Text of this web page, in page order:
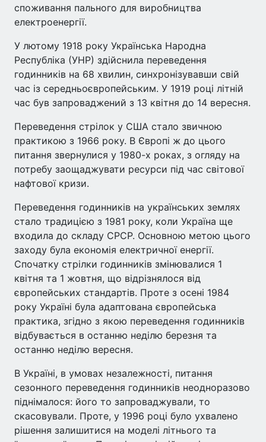
споживання пального для виробництва
електроенергії.
У лютому 1918 року Українська Народна
Республіка (УНР) здійснила переведення
годинників на 68 хвилин, синхронізувавши свій
час із середньоєвропейським. У 1919 році літній
час був запроваджений з 13 квітня до 14 вересня.
Переведення стрілок у США стало звичною
практикою з 1966 року. В Європі ж до цього
питання звернулися у 1980-х роках, з огляду на
потребу заощаджувати ресурси під час світової
нафтової кризи.
Переведення годинників на українських землях
стало традицією з 1981 року, коли Україна ще
входила до складу СРСР. Основною метою цього
заходу була економія електричної енергії.
Спочатку стрілки годинників змінювалися 1
квітня та 1 жовтня, що відрізнялося від
європейських стандартів. Проте з осені 1984
року Україні була адаптована європейська
практика, згідно з якою переведення годинників
відбувається в останню неділю березня та
останню неділю вересня.
В Україні, в умовах незалежності, питання
сезонного переведення годинників неодноразово
піднімалося: його то запроваджували, то
скасовували. Проте, у 1996 році було ухвалено
рішення залишитися на моделі літнього та